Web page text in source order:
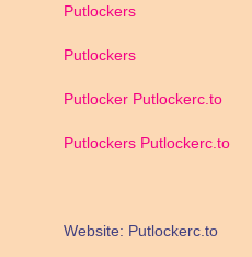
Putlockers
Putlockers
Putlocker Putlockerc.to
Putlockers Putlockerc.to
Website: Putlockerc.to